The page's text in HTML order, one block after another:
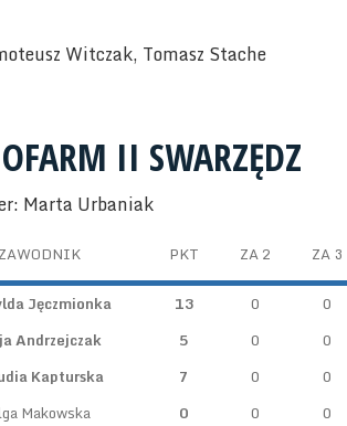
Witczak, Tomasz Stache
II SWARZĘDZ
Marta Urbaniak
ZAWODNIK PKT ZA 2 ZA 3
Jęczmionka 13 0
0
Andrzejczak 5 0
0
Kapturska 7 0
0
Makowska 0 0
0